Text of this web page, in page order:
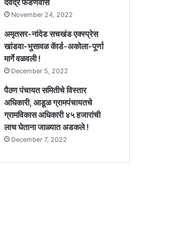
November 24, 2022
अमृतसर-नांदेड सचखंड एक्स्प्रेस
खांडवा-भुसावळ कॅार्ड-अकोला-पूर्णा
मार्गे वळवली !
December 5, 2022
पैठण पंचायत समितीचे विस्तार
अधिकारी, आडूळ ग्रामपंचायतचे
ग्रामविकास अधिकारी ४५ हजारांची
लाच घेताना जाळ्यात अडकले !
December 7, 2022